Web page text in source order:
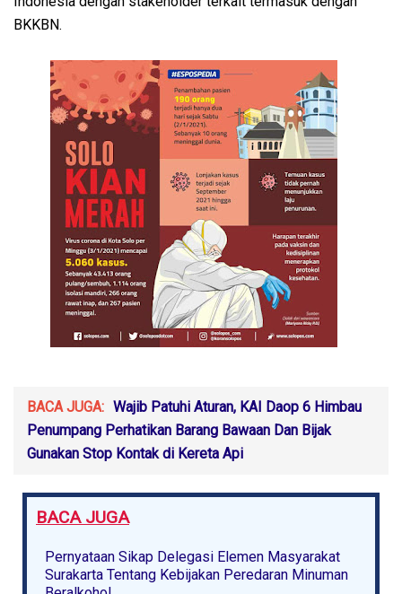
BKKBN.
BACA JUGA: Wajib Patuhi Aturan, KAI Daop 6 Himbau
Penumpang Perhatikan Barang Bawaan Dan Bijak
Gunakan Stop Kontak di Kereta Api
BACA JUGA
Pernyataan Sikap Delegasi Elemen Masyarakat
Surakarta Tentang Kebijakan Peredaran Minuman